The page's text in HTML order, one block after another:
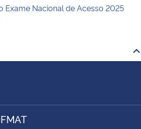
Exame Nacional de Acesso 2025